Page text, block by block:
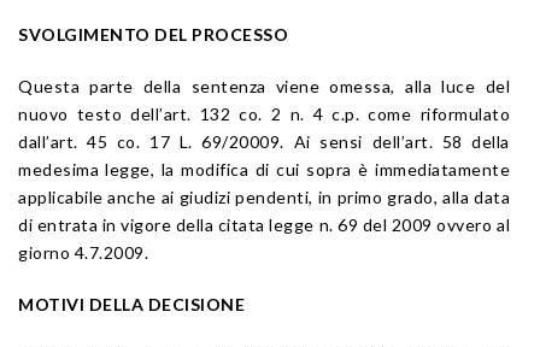
SVOLGIMENTO DEL PROCESSO
Questa parte della sentenza viene omessa, alla luce del
nuovo testo dell’art. 132 co. 2 n. 4 c.p. come riformulato
dall’art. 45 co. 17 L. 69/20009. Ai sensi dell’art. 58 della
medesima legge, la modifica di cui sopra è immediatamente
applicabile anche ai giudizi pendenti, in primo grado, alla data
di entrata in vigore della citata legge n. 69 del 2009 ovvero al
giorno 4.7.2009.
MOTIVI DELLA DECISIONE